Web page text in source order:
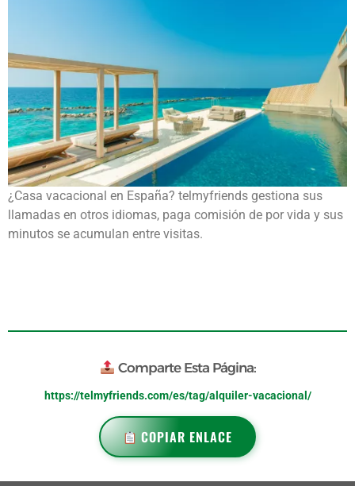
¿Casa vacacional en España? telmyfriends gestiona sus
llamadas en otros idiomas, paga comisión de por vida y sus
minutos se acumulan entre visitas.
Comparte Esta Página:
https://telmyfriends.com/es/tag/alquiler-vacacional/
COPIAR ENLACE